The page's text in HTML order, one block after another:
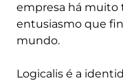
empresa há muito
entusiasmo que
mundo.
Logicalis é a